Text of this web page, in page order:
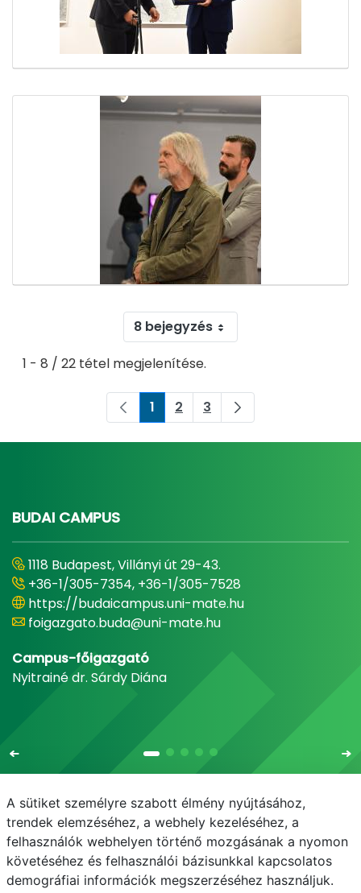
8 bejegyzés
1 - 8 / 22 tétel megjelenítése.
Oldal
1 Oldal
2 Oldal
3
BUDAI CAMPUS
1118 Budapest, Villányi út 29-43.
+36-1/305-7354, +36-1/305-7528
https://budaicampus.uni-mate.hu
foigazgato.buda@uni-mate.hu
Campus-főigazgató
Nyitrainé dr. Sárdy Diána
E-mail Telefonkönyv NEPTUN
E-learning
Bejelentkezés
Adatvédelem
A sütiket személyre szabott élmény nyújtásához,
trendek elemzéséhez, a webhely kezeléséhez, a
felhasználók webhelyen történő mozgásának a nyomon
követéséhez és felhasználói bázisunkkal kapcsolatos
demográfiai információk megszerzéséhez használjuk.